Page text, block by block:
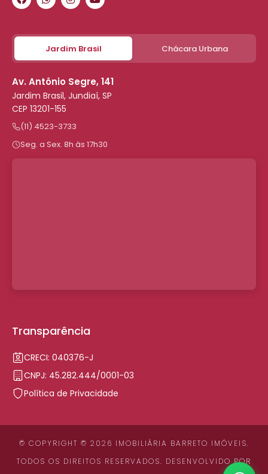
Jardim Brasil Chácara Urbana
Av. Antônio Segre, 141
Jardim Brasil, Jundiaí, SP
CEP 13201-155
(11) 4523-3733
Seg. a Sex. 8h às 17h30
Transparência
CRECI: 040376-J
CNPJ: 45.282.444/0001-03
Política de Privacidade
© COPYRIGHT © 2026 IMOBILIÁRIA BARRETO IMÓVEIS.
TODOS OS DIREITOS RESERVADOS. DESENVOLVIDO POR